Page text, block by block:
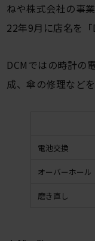
ねや株式会社の事
22年9月に店名を「
DCMではの時計の
成、傘の修理など
電池交換
オーバーホール
磨き直し